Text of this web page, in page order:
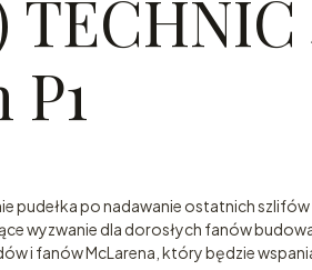
pudełka po nadawanie ostatnich szlifów
wyzwanie dla dorosłych fanów
i fanów McLarena, który będzie